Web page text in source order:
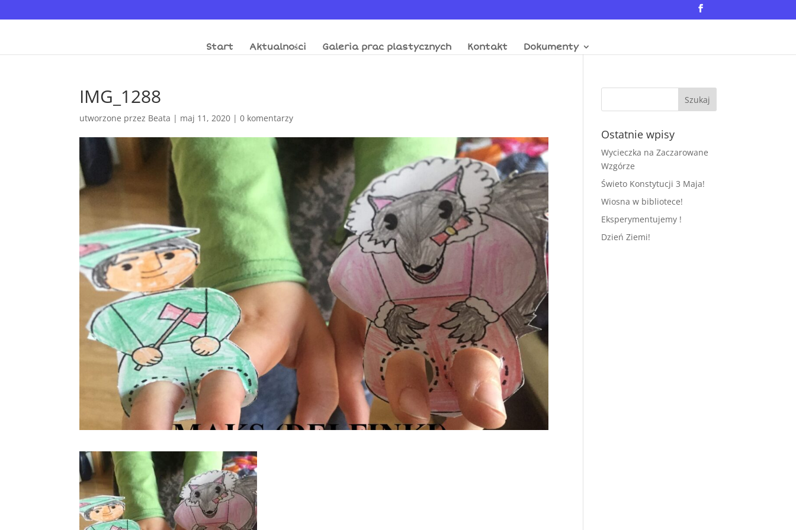
Start Aktualności Galeria prac plastycznych Kontakt Dokumenty
IMG_1288
utworzone przez Beata | maj 11, 2020 |0 komentarzy
Ostatnie wpisy
Wycieczka na Zaczarowane
Wzgórze
Świeto Konstytucji 3 Maja!
Wiosna w bibliotece!
Eksperymentujemy !
Dzień Ziemi!